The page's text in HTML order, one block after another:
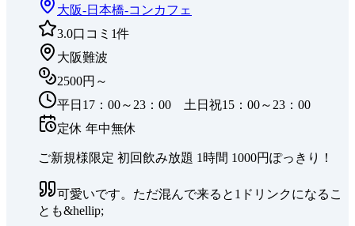
大阪-日本橋-コンカフェ
3.0口コミ 1件
大阪難波
2500円～
平日17：00～23：00 土日祝15：00～23：00
定休 年中無休
ご新規様限定 初回飲み放題 1時間 1000円ぽっきり！
可愛いです。ただ混んで来ると1ドリンクになるこ
とも&hellip;